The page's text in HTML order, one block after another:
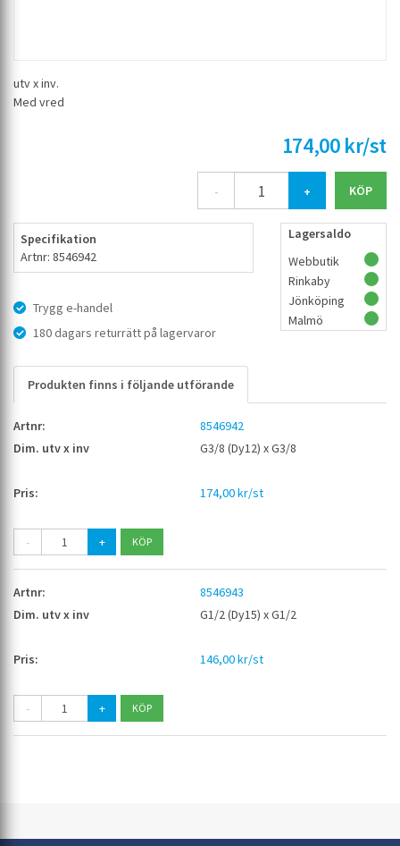
utv x inv.
Med vred
174,00 kr/st
- +
Specifikation
Artnr: 8546942
Trygg e-handel
180 dagars returrätt på lagervaror
Lagersaldo
Webbutik
Rinkaby
Jönköping
Malmö
Produkten finns i följande utförande
8546942
G3/8 (Dy12) x G3/8
174,00 kr/st
- +
8546943
G1/2 (Dy15) x G1/2
146,00 kr/st
- +